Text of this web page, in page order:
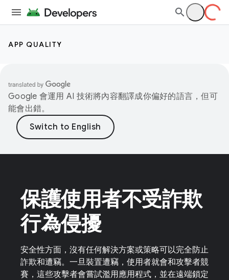
APP QUALITY
Google 會運用 AI 技術將內容翻譯成你偏好的語言，但可
能會出錯。
保護使用者不受詐欺
行為侵擾
安全性方面，沒有任何解決方案或策略可以完全防止
詐欺和遭竊。一旦裝置遭竊，使用者就會和攻擊者競
賽，這些攻擊者會嘗試濫用應用程式，並在遠端鎖定